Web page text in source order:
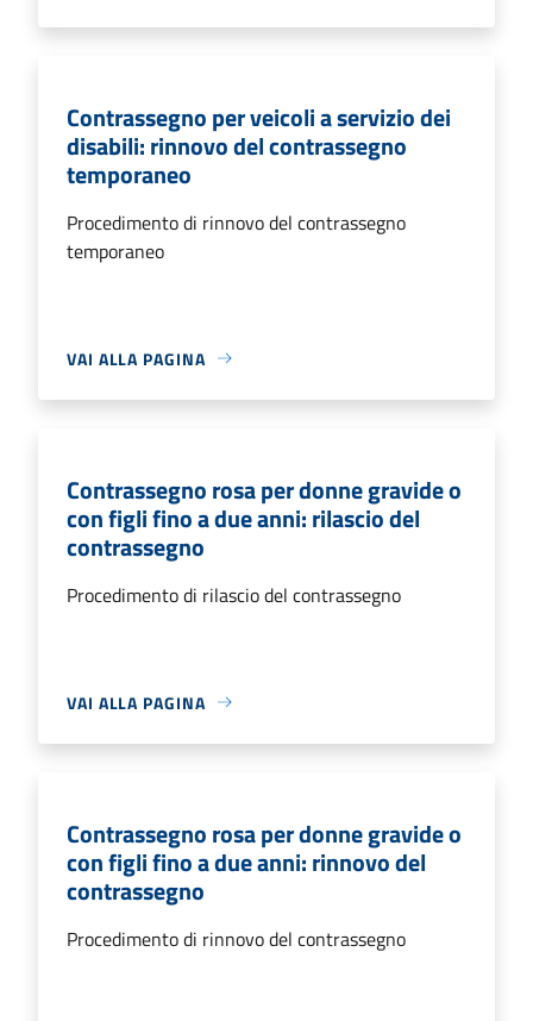
Contrassegno per veicoli a servizio dei
disabili: rinnovo del contrassegno
temporaneo
Procedimento di rinnovo del contrassegno
temporaneo
VAI ALLA PAGINA
Contrassegno rosa per donne gravide o
con figli fino a due anni: rilascio del
contrassegno
Procedimento di rilascio del contrassegno
VAI ALLA PAGINA
Contrassegno rosa per donne gravide o
con figli fino a due anni: rinnovo del
contrassegno
Procedimento di rinnovo del contrassegno